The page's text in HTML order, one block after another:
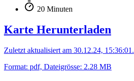
20 Minuten
Karte Herunterladen
Zuletzt aktualisiert am 30.12.24, 15:36:01.
Format: pdf, Dateigrösse: 2.28 MB